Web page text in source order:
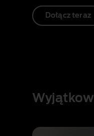
Dołącz teraz